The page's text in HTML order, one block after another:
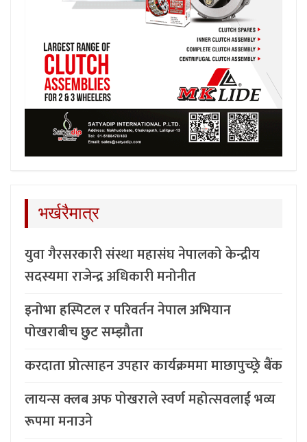
भर्खरैमात्र
युवा गैरसरकारी संस्था महासंघ नेपालको केन्द्रीय
सदस्यमा राजेन्द्र अधिकारी मनोनीत
इनोभा हस्पिटल र परिवर्तन नेपाल अभियान
पोखराबीच छुट सम्झौता
करदाता प्रोत्साहन उपहार कार्यक्रममा माछापुच्छ्र्रे बैंक
लायन्स क्लब अफ पोखराले स्वर्ण महोत्सवलाई भव्य
रूपमा मनाउने